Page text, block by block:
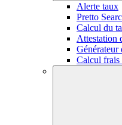
Alerte taux
Pretto
Calcul du
Attestation
Générateur
Calcul frais